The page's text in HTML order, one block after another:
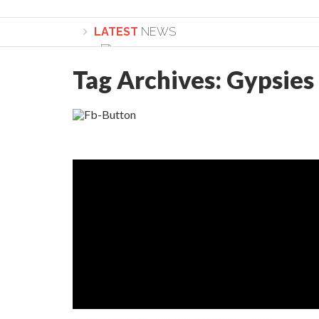
LATEST NEWS
Lepădarea de sine și urmarea lui Hristos.
Academia Română: 5G poate cauza
Tag Archives: Gypsies